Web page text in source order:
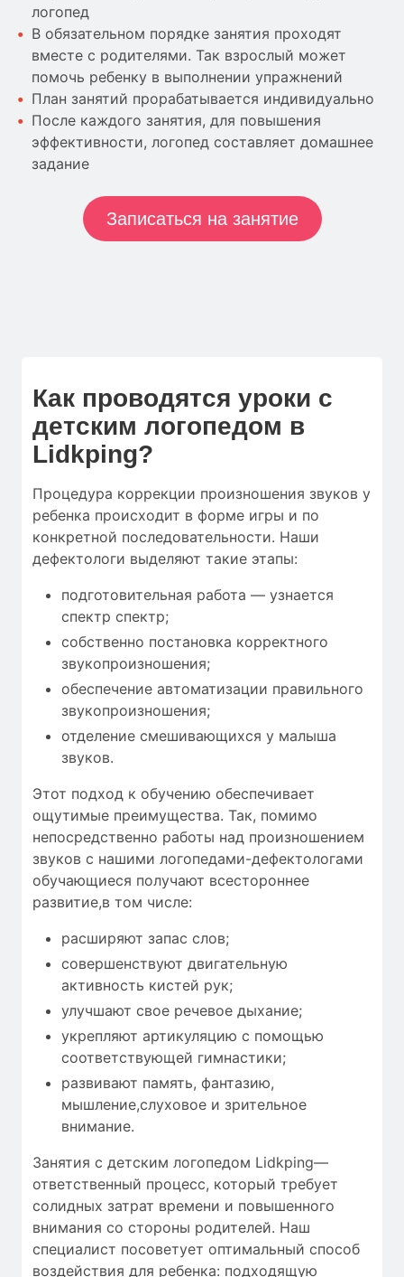
логопед
В обязательном порядке занятия проходят
вместе с родителями. Так взрослый может
помочь ребенку в выполнении упражнений
План занятий прорабатывается индивидуально
После каждого занятия, для повышения
эффективности, логопед составляет домашнее
задание
Записаться на занятие
Как проводятся уроки с
детским логопедом в
Lidkping?
Процедура коррекции произношения звуков у
ребенка происходит в форме игры и по
конкретной последовательности. Наши
дефектологи выделяют такие этапы:
подготовительная работа — узнается
спектр спектр;
собственно постановка корректного
звукопроизношения;
обеспечение автоматизации правильного
звукопроизношения;
отделение смешивающихся у малыша
звуков.
Этот подход к обучению обеспечивает
ощутимые преимущества. Так, помимо
непосредственно работы над произношением
звуков с нашими логопедами-дефектологами
обучающиеся получают всестороннее
развитие,в том числе:
расширяют запас слов;
совершенствуют двигательную
активность кистей рук;
улучшают свое речевое дыхание;
укрепляют артикуляцию с помощью
соответствующей гимнастики;
развивают память, фантазию,
мышление,слуховое и зрительное
внимание.
Занятия с детским логопедом Lidkping—
ответственный процесс, который требует
солидных затрат времени и повышенного
внимания со стороны родителей. Наш
специалист посоветует оптимальный способ
воздействия для ребенка: подходящую